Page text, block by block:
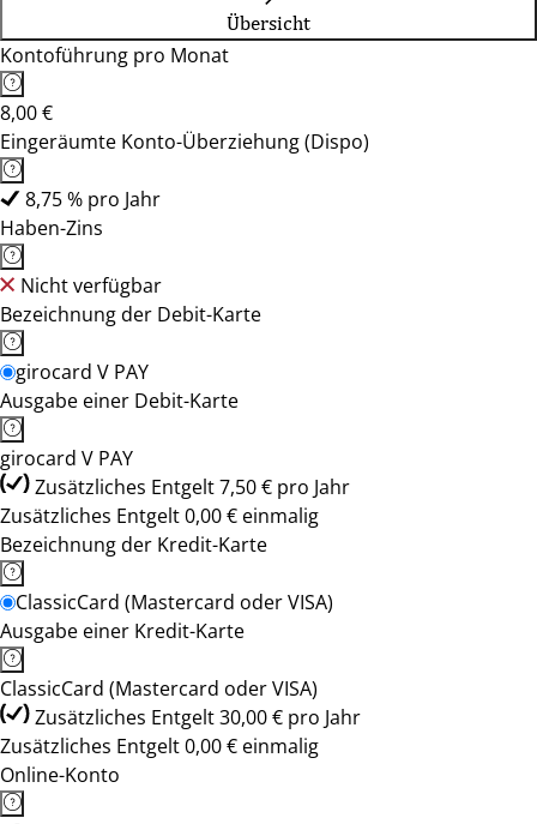
Übersicht
Kontoführung pro Monat
8,00 €
Eingeräumte Konto-Überziehung (Dispo)
8,75 % pro Jahr
Haben-Zins
Nicht verfügbar
Bezeichnung der Debit-Karte
girocard V PAY
Ausgabe einer Debit-Karte
girocard V PAY
Zusätzliches Entgelt 7,50 € pro Jahr
Zusätzliches Entgelt 0,00 € einmalig
Bezeichnung der Kredit-Karte
ClassicCard (Mastercard oder VISA)
Ausgabe einer Kredit-Karte
ClassicCard (Mastercard oder VISA)
Zusätzliches Entgelt 30,00 € pro Jahr
Zusätzliches Entgelt 0,00 € einmalig
Online-Konto